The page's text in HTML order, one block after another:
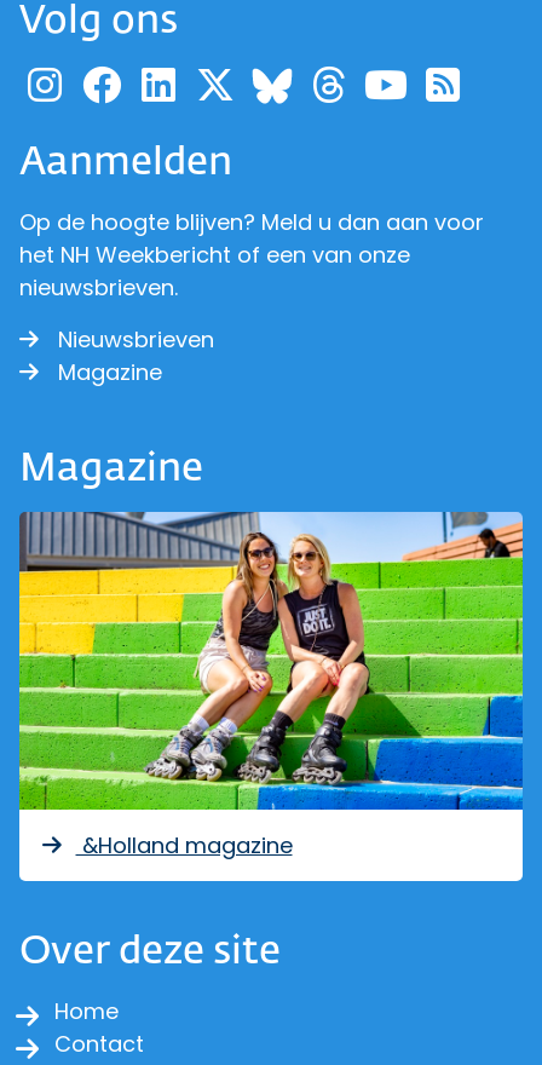
Volg ons
Ga naar de pagina van
Ga naar de pagina
Ga naar de
Ga naar de
Ga naar de
Ga naar
Ga
Aanmelden
Op de hoogte blijven? Meld u dan aan voor
het NH Weekbericht of een van onze
nieuwsbrieven.
Nieuwsbrieven
Magazine
Magazine
&Holland magazine
Over deze site
Home
Contact